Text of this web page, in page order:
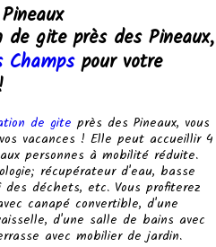
gite près des Pineaux,
Champspour votre
de gite près des Pineaux, vous
vacances ! Elle peut accueillir 4
personnes à mobilité réduite.
récupérateur d'eau, basse
déchets, etc. Vous profiterez
canapé convertible, d'une
d'une salle de bains avec
avec mobilier de jardin.